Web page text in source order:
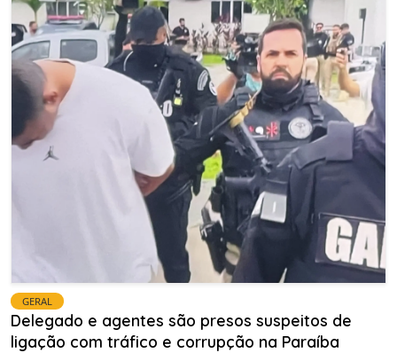
GERAL
Delegado e agentes são presos suspeitos de
ligação com tráfico e corrupção na Paraíba